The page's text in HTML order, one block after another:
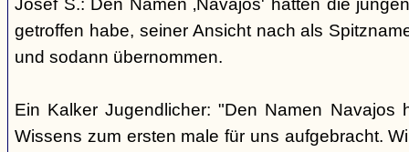
Josef S.: Den Namen ‚Navajos' hätten die
getroffen habe, seiner Ansicht nach als
und sodann übernommen.
Ein Kalker Jugendlicher: "Den Namen Navajos
Wissens zum ersten male für uns aufgebracht.